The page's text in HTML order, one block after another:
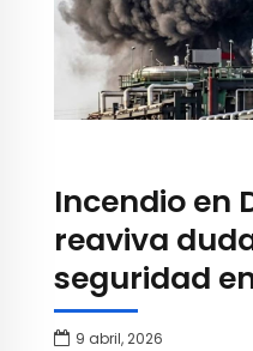
Incendio en
reaviva
seguridad
9 abril, 2026